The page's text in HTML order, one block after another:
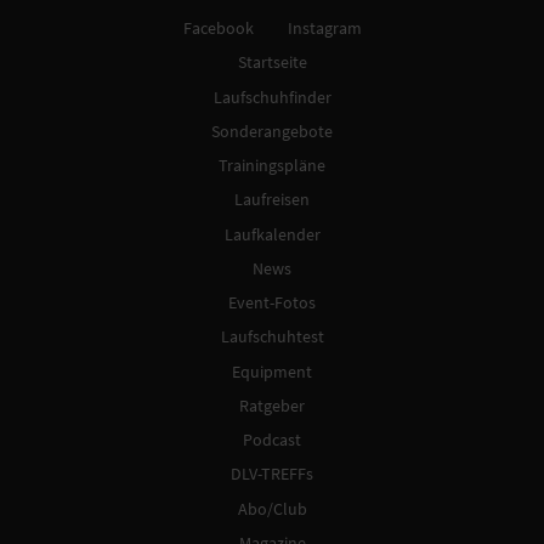
Facebook
Instagram
Startseite
Laufschuhfinder
Sonderangebote
Trainingspläne
Laufreisen
Laufkalender
News
Event-Fotos
Laufschuhtest
Equipment
Ratgeber
Podcast
DLV-TREFFs
Abo/Club